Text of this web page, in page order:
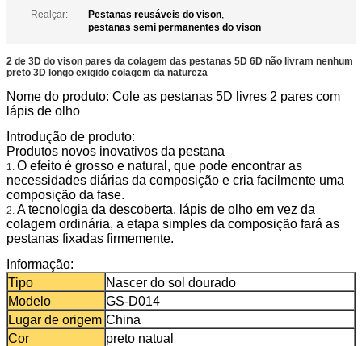
Realçar: Pestanas reusáveis do vison,
pestanas semi permanentes do vison
2 de 3D do vison pares da colagem das pestanas 5D 6D não livram nenhum
preto 3D longo exigido colagem da natureza
Nome do produto: Cole as pestanas 5D livres 2 pares com
lápis de olho
Introdução de produto:
Produtos novos inovativos da pestana
1. O efeito é grosso e natural, que pode encontrar as
necessidades diárias da composição e cria facilmente uma
composição da fase.
2. A tecnologia da descoberta, lápis de olho em vez da
colagem ordinária, a etapa simples da composição fará as
pestanas fixadas firmemente.
Informação:
Tipo
Nascer do sol dourado
Modelo
GS-D014
Lugar de origem China
Cor
preto natual